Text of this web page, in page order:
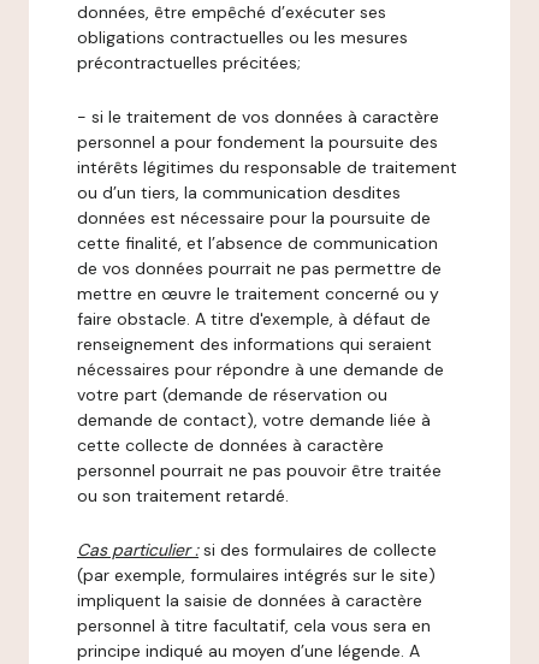
données, être empêché d’exécuter ses
obligations contractuelles ou les mesures
précontractuelles précitées;
- si le traitement de vos données à caractère
personnel a pour fondement la poursuite des
intérêts légitimes du responsable de traitement
ou d’un tiers, la communication desdites
données est nécessaire pour la poursuite de
cette finalité, et l’absence de communication
de vos données pourrait ne pas permettre de
mettre en œuvre le traitement concerné ou y
faire obstacle. A titre d'exemple, à défaut de
renseignement des informations qui seraient
nécessaires pour répondre à une demande de
votre part (demande de réservation ou
demande de contact), votre demande liée à
cette collecte de données à caractère
personnel pourrait ne pas pouvoir être traitée
ou son traitement retardé.
Cas particulier : si des formulaires de collecte
(par exemple, formulaires intégrés sur le site)
impliquent la saisie de données à caractère
personnel à titre facultatif, cela vous sera en
principe indiqué au moyen d’une légende. A